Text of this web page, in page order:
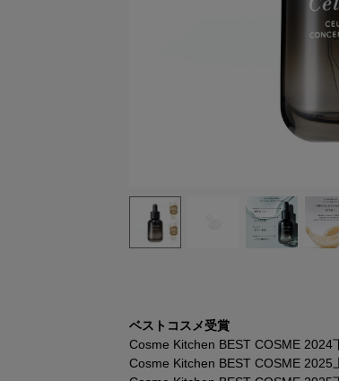
ベストコスメ受賞
Cosme Kitchen BEST COSME 2024
Cosme Kitchen BEST COSME 2025